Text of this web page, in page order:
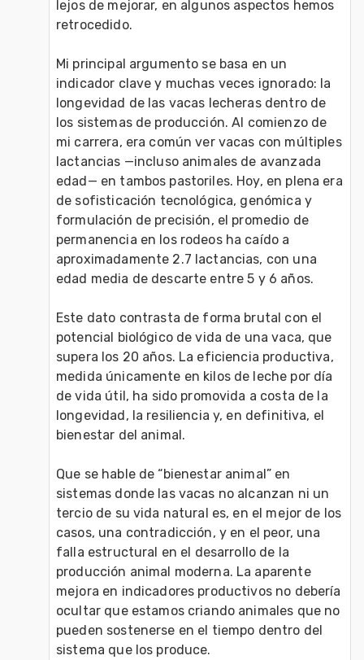
lejos de mejorar, en algunos aspectos hemos
retrocedido.
Mi principal argumento se basa en un
indicador clave y muchas veces ignorado: la
longevidad de las vacas lecheras dentro de
los sistemas de producción. Al comienzo de
mi carrera, era común ver vacas con múltiples
lactancias —incluso animales de avanzada
edad— en tambos pastoriles. Hoy, en plena era
de sofisticación tecnológica, genómica y
formulación de precisión, el promedio de
permanencia en los rodeos ha caído a
aproximadamente 2.7 lactancias, con una
edad media de descarte entre 5 y 6 años.
Este dato contrasta de forma brutal con el
potencial biológico de vida de una vaca, que
supera los 20 años. La eficiencia productiva,
medida únicamente en kilos de leche por día
de vida útil, ha sido promovida a costa de la
longevidad, la resiliencia y, en definitiva, el
bienestar del animal.
Que se hable de “bienestar animal” en
sistemas donde las vacas no alcanzan ni un
tercio de su vida natural es, en el mejor de los
casos, una contradicción, y en el peor, una
falla estructural en el desarrollo de la
producción animal moderna. La aparente
mejora en indicadores productivos no debería
ocultar que estamos criando animales que no
pueden sostenerse en el tiempo dentro del
sistema que los produce.